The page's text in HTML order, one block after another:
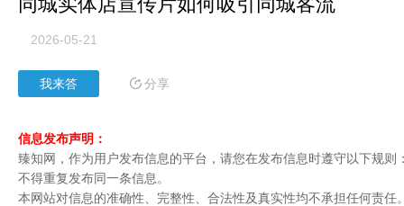
2026-05-21
我来答 分享
信息发布声明：
臻知网，作为用户发布信息的平台，请您在发布信息时遵守以下规
不得重复发布同一条信息。
本网站对信息的准确性、完整性、合法性及真实性均不承担任何责任